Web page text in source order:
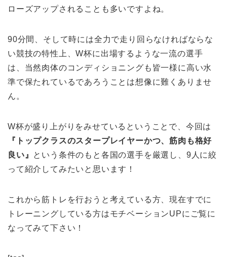
ローズアップされることも多いですよね。
90分間、そして時には全力で走り回らなければならな
い競技の特性上、W杯に出場するような一流の選手
は、当然肉体のコンディショニングも皆一様に高い水
準で保たれているであろうことは想像に難くありませ
ん。
W杯が盛り上がりをみせているということで、今回は
『トップクラスのスタープレイヤーかつ、筋肉も格好
良い』 という条件のもと各国の選手を厳選し、9人に絞
って紹介してみたいと思います！
これから筋トレを行おうと考えている方、現在すでに
トレーニングしている方はモチベーションUPにご覧に
なってみて下さい！